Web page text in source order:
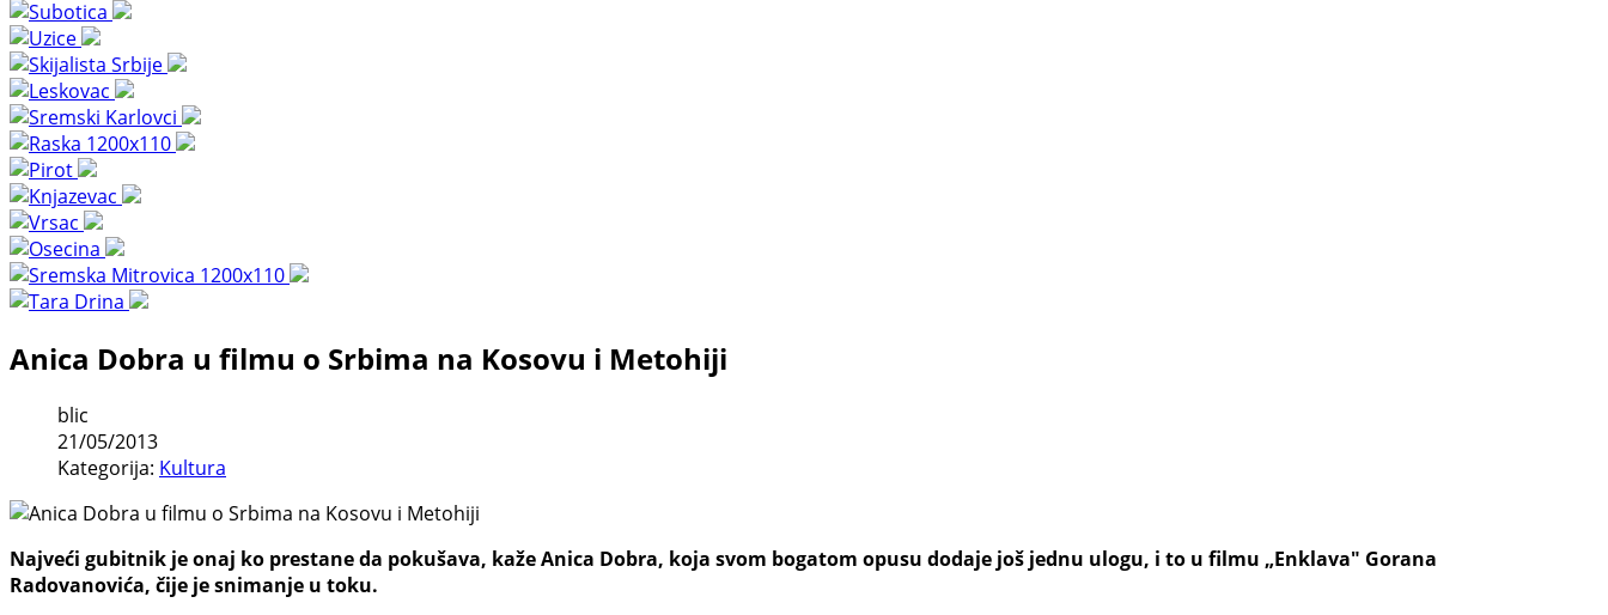
Anica Dobra u filmu o Srbima na Kosovu i Metohiji
blic
21/05/2013
Kategorija: Kultura
Najveći gubitnik je onaj ko prestane da pokušava, kaže Anica Dobra, koja svom bogatom opusu dodaje još jednu ulogu, i to u filmu „Enklava" Gorana
Radovanovića, čije je snimanje u toku.